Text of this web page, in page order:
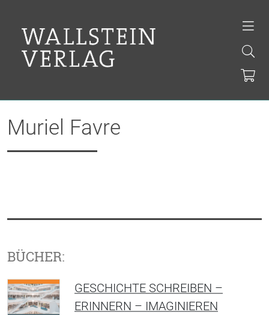
Muriel Favre
BÜCHER:
GESCHICHTE SCHREIBEN –
ERINNERN – IMAGINIEREN